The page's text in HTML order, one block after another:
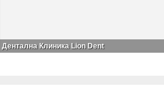
Дентална Клиника Lion Dent